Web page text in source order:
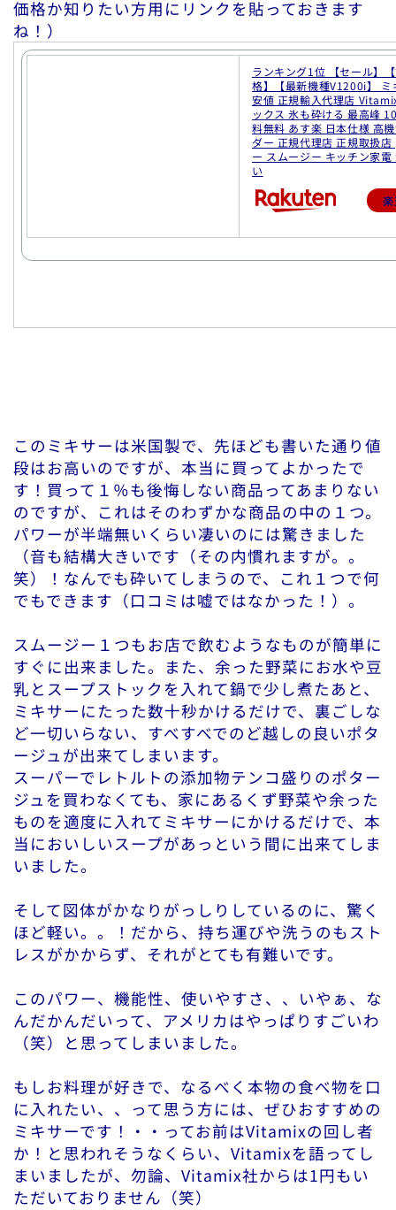
価格か知りたい方用にリンクを貼っておきます
ね！）
ランキング1位 【セール】
格】【最新機種V1200i】 ミ
安値 正規輸入代理店
ックス 氷も砕ける 最高峰
料無料 あす楽 日本仕様 高
ダー 正規代理店 正規取扱店
ー スムージー キッチン家電
い
このミキサーは米国製で、先ほども書いた通り値
段はお高いのですが、本当に買ってよかったで
す！買って１％も後悔しない商品ってあまりない
のですが、これはそのわずかな商品の中の１つ。
パワーが半端無いくらい凄いのには驚きました
（音も結構大きいです（その内慣れますが。。
笑）！なんでも砕いてしまうので、これ１つで何
でもできます（口コミは嘘ではなかった！）。
スムージー１つもお店で飲むようなものが簡単に
すぐに出来ました。また、余った野菜にお水や豆
乳とスープストックを入れて鍋で少し煮たあと、
ミキサーにたった数十秒かけるだけで、裏ごしな
ど一切いらない、すべすべでのど越しの良いポタ
ージュが出来てしまいます。
スーパーでレトルトの添加物テンコ盛りのポター
ジュを買わなくても、家にあるくず野菜や余った
ものを適度に入れてミキサーにかけるだけで、本
当においしいスープがあっという間に出来てしま
いました。
そして図体がかなりがっしりしているのに、驚く
ほど軽い。。！だから、持ち運びや洗うのもスト
レスがかからず、それがとても有難いです。
このパワー、機能性、使いやすさ、、いやぁ、な
んだかんだいって、アメリカはやっぱりすごいわ
（笑）と思ってしまいました。
もしお料理が好きで、なるべく本物の食べ物を口
に入れたい、、って思う方には、ぜひおすすめの
ミキサーです！・・ってお前はVitamixの回し者
か！と思われそうなくらい、Vitamixを語ってし
まいましたが、勿論、Vitamix社からは1円もい
ただいておりません（笑）